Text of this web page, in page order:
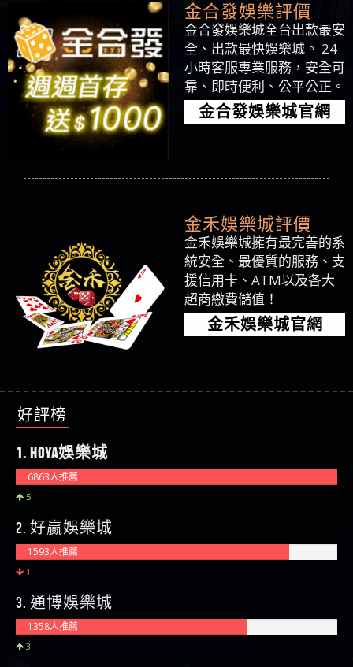
金合發娛樂評價
金合發娛樂城全台出款最安
全、出款最快娛樂城。 24
小時客服專業服務，安全可
靠、即時便利、公平公正。
金合發娛樂城官網
金禾娛樂城評價
金禾娛樂城擁有最完善的系
統安全、最優質的服務、支
援信用卡、ATM以及各大
超商繳費儲值！
金禾娛樂城官網
好評榜
1. HOYA娛樂城
6863人推薦
5
2. 好贏娛樂城
1593人推薦
1
3. 通博娛樂城
1358人推薦
3